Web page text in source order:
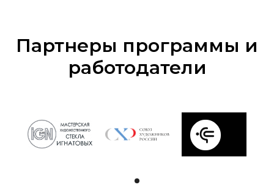
Партнеры программы и
работодатели